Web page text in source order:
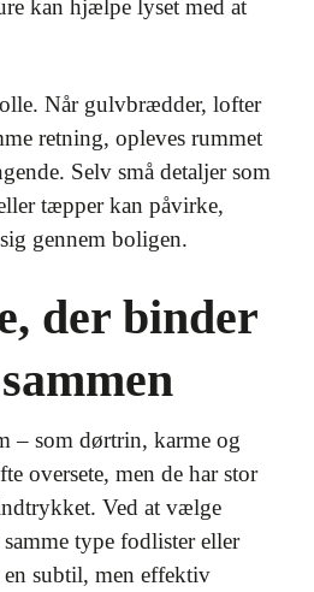
kan hjælpe lyset med at
Når gulvbrædder, lofter
retning, opleves rummet
Selv små detaljer som
tæpper kan påvirke,
gennem boligen.
der binder
– som dørtrin, karme og
oversete, men de har stor
Ved at vælge
type fodlister eller
subtil, men effektiv